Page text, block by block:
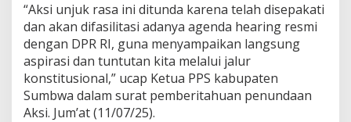
“Aksi unjuk rasa ini ditunda karena telah disepakati
dan akan difasilitasi adanya agenda hearing resmi
dengan DPR RI, guna menyampaikan langsung
aspirasi dan tuntutan kita melalui jalur
konstitusional,” ucap Ketua PPS kabupaten
Sumbwa dalam surat pemberitahuan penundaan
Aksi. Jum’at (11/07/25).